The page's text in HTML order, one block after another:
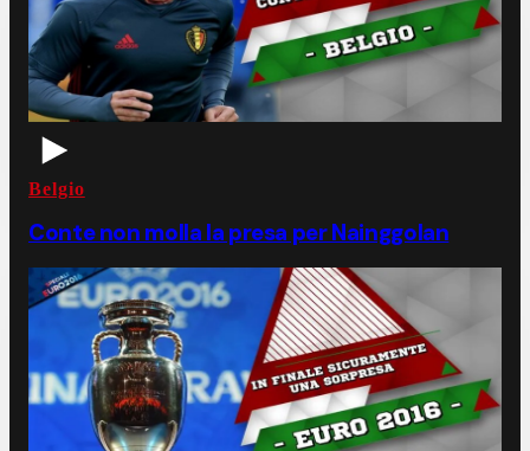
Belgio
Conte non molla la presa per Nainggolan